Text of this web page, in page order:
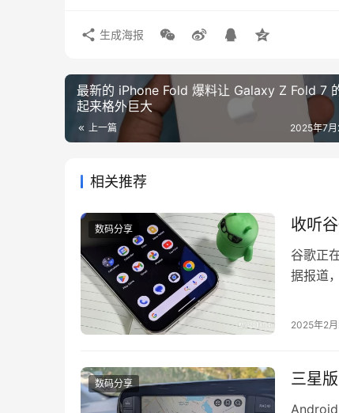
生成海报
最新的 iPhone Fold 爆料让 Galaxy Z Fold 7
起来格外巨大
上一篇 2025年7
相关推荐
数码分享 收听
谷歌正
据报道
发现证
2025年2月
数码分享 三星